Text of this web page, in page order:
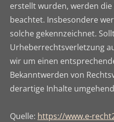
erstellt wurden, werden
beachtet. Insbesondere
solche gekennzeichnet.
Urheberrechtsverletzung
wir um einen
Bekanntwerden von
derartige Inhalte
Quelle: https://www.e-